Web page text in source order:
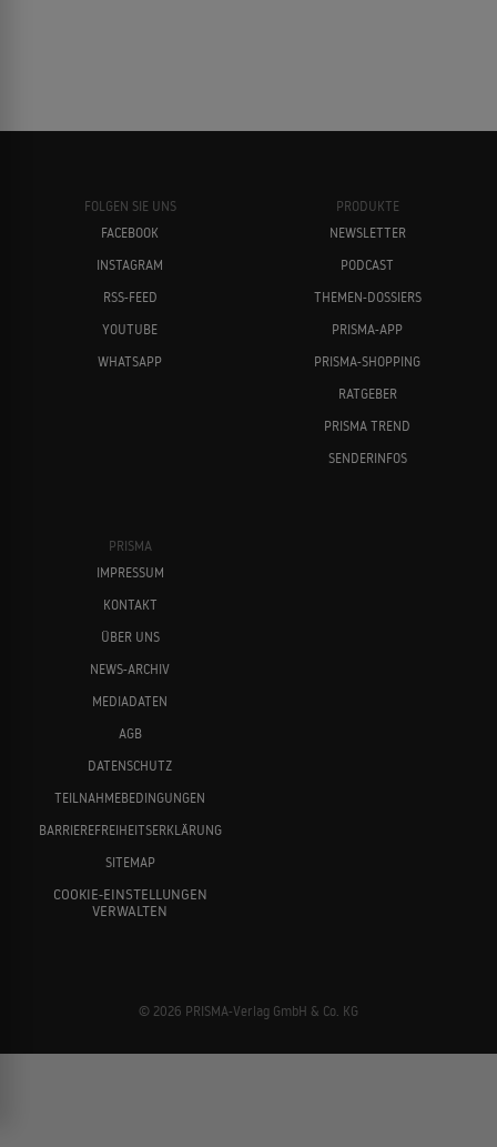
FOLGEN SIE UNS
FACEBOOK
INSTAGRAM
RSS-FEED
YOUTUBE
WHATSAPP
PRODUKTE
NEWSLETTER
PODCAST
THEMEN-DOSSIERS
PRISMA-APP
PRISMA-SHOPPING
RATGEBER
PRISMA TREND
SENDERINFOS
PRISMA
IMPRESSUM
KONTAKT
ÜBER UNS
NEWS-ARCHIV
MEDIADATEN
AGB
DATENSCHUTZ
TEILNAHMEBEDINGUNGEN
BARRIEREFREIHEITSERKLÄRUNG
SITEMAP
COOKIE-EINSTELLUNGEN
VERWALTEN
© 2026 PRISMA-Verlag GmbH & Co. KG